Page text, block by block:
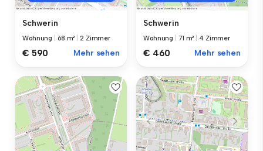
Schwerin
Wohnung 68 m² |2 Zimmer
€ 590 Mehr sehen
Schwerin
Wohnung 71 m² 4 Zimmer
€ 460 Mehr sehen